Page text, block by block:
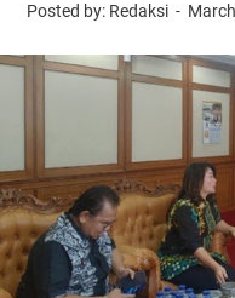
Posted by: Redaksi